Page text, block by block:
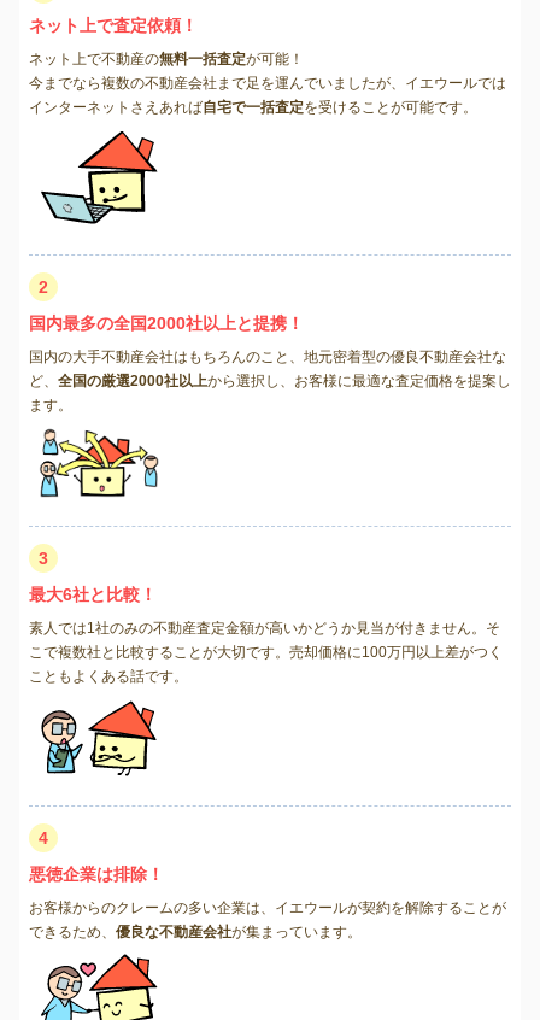
ネット上で査定依頼！
ネット上で不動産の無料一括査定が可能！
今までなら複数の不動産会社まで足を運んでいましたが、イエウールでは
インターネットさえあれば自宅で一括査定を受けることが可能です。
2
国内最多の全国2000社以上と提携！
国内の大手不動産会社はもちろんのこと、地元密着型の優良不動産会社な
ど、 全国の厳選2000社以上から選択し、お客様に最適な査定価格を提案し
ます。
3
最大6社と比較！
素人では1社のみの不動産査定金額が高いかどうか見当が付きません。そ
こで複数社と比較することが大切です。売却価格に100万円以上差がつく
こともよくある話です。
4
悪徳企業は排除！
お客様からのクレームの多い企業は、イエウールが契約を解除することが
できるため、 優良な不動産会社が集まっています。